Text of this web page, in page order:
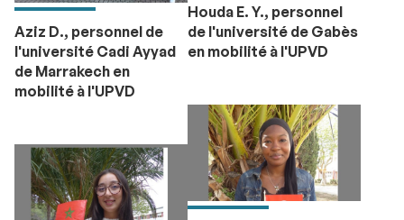
Houda E. Y., personnel
de l'université de Gabès
en mobilité à l'UPVD
Aziz D., personnel de
l'université Cadi Ayyad
de Marrakech en
mobilité à l'UPVD